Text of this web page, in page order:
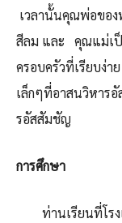
เวลานั้นคุณพ่อขอ
สีลม และ คุณแม่เป็
ครอบครัวที่เรียบง่
เล็กๆที่อาสนวิหาร
รอัสสัมชัญ
การศึกษา
ท่านเรียนที่โรงเ